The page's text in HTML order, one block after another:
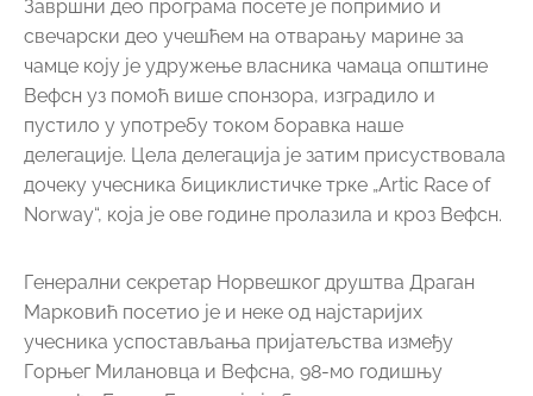
учесника успостављања пријатељства између
Горњег Милановца и Вефсна, 98-мо годишњу
госпођу Бодил Еиде, која је била учесник прве
делегације у разговорима о братимљењу, као и
госпођу Ауд Рудерас, супругу покојног Ерика
Рудероса, чијим залагањем је и дошло до
потписивања повеље о братимљењу 1975. године.
Сусрет са Ане-Кристине Бастхолм, новинарком
дугогодишње пријатељство и многобројне сјајне
текстове о нашем граду у новинама Вефсна.
Локални дневни лист Helgelendingen је у свом